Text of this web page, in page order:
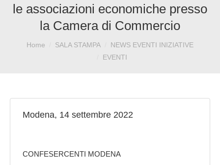
le associazioni economiche presso
la Camera di Commercio
Sei qui:Home SALA STAMPA
NEWS EVENTI INIZIATIVE
EVENTI
Modena, 14 settembre 2022
CONFESERCENTI MODENA